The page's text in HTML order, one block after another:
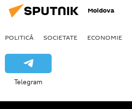
Moldova
POLITICĂ SOCIETATE ECONOMIE
Telegram